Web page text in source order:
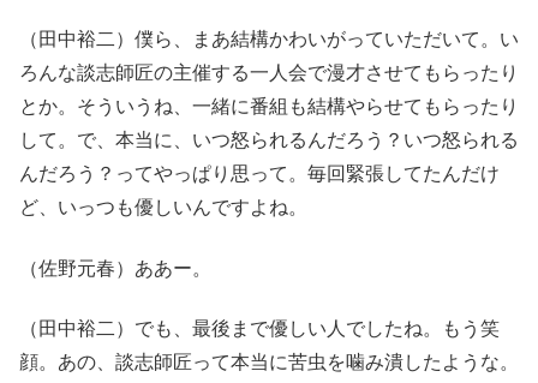
（田中裕二）僕ら、まあ結構かわいがっていただいて。い
ろんな談志師匠の主催する一人会で漫才させてもらったり
とか。そういうね、一緒に番組も結構やらせてもらったり
して。で、本当に、いつ怒られるんだろう？いつ怒られる
んだろう？ってやっぱり思って。毎回緊張してたんだけ
ど、いっつも優しいんですよね。
（佐野元春）ああー。
（田中裕二）でも、最後まで優しい人でしたね。もう笑
顔。あの、談志師匠って本当に苦虫を噛み潰したような。